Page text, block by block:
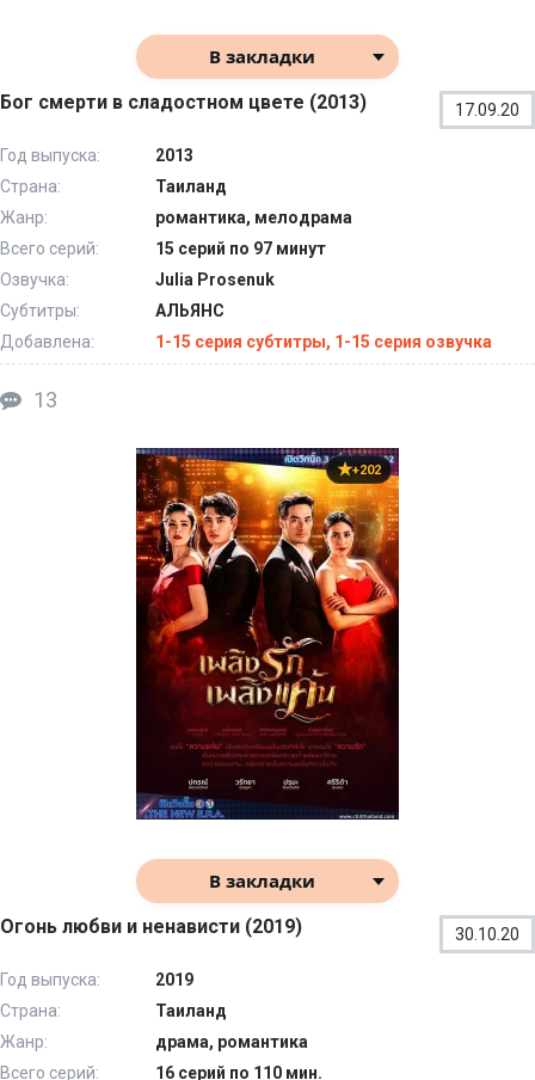
В закладки
Бог смерти в сладостном цвете (2013) 17.09.20
Год выпуска:
2013
Страна:
Таиланд
Жанр:
романтика, мелодрама
Всего серий:
15 серий по 97 минут
Озвучка:
Julia Prosenuk
Субтитры:
АЛЬЯНС
Добавлена:
1-15 серия субтитры, 1-15 серия озвучка
13
+202
В закладки
Огонь любви и ненависти (2019) 30.10.20
Год выпуска:
2019
Страна:
Таиланд
Жанр:
драма, романтика
Всего серий:
16 серий по 110 мин.